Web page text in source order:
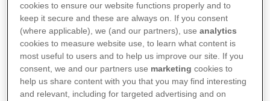
Kullanma Talimatı
Kısa Ürün Bilgisi
cookies to ensure our website functions properly and to
keep it secure and these are always on. If you consent
(where applicable), we (and our partners), useanalytics
cookies to measure website use, to learn what content is
most useful to users and to help us improve our site. If you
consent, we and our partners use marketing cookies to
help us share content with you that you may find interesting
and relevant, including for targeted advertising and on